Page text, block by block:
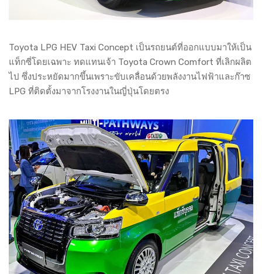
Toyota LPG HEV Taxi Concept เป็นรถยนต์ที่ออกแบบมาให้เป็น
แท็กซี่โดยเฉพาะ ทดแทนเจ้า Toyota Crown Comfort ที่เลิกผลิต
ไป ซึ่งประหยัดมากขึ้นเพราะขับเคลื่อนด้วยพลังงานไฟฟ้าและก๊าซ
LPG ที่ติดตั้งมาจากโรงงานในญี่ปุ่นโดยตรง